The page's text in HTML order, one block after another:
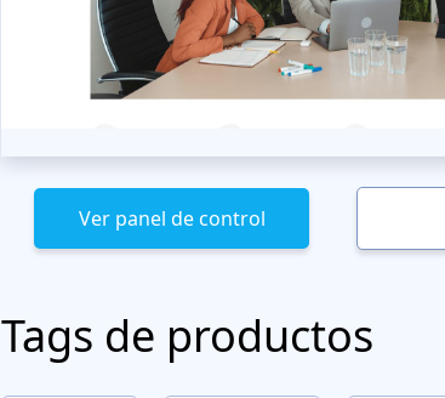
Ver panel de control
Tags de productos